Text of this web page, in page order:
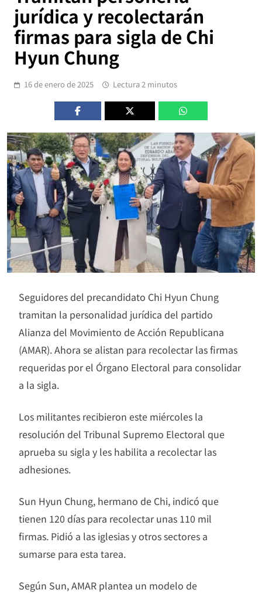
jurídica y recolectarán
firmas para sigla de Chi
Hyun Chung
16 de enero de 2025 Lectura 2 minutos
Seguidores del precandidato Chi Hyun Chung
tramitan la personalidad jurídica del partido
Alianza del Movimiento de Acción Republicana
(AMAR). Ahora se alistan para recolectar las firmas
requeridas por el Órgano Electoral para consolidar
a la sigla.
Los militantes recibieron este miércoles la
resolución del Tribunal Supremo Electoral que
aprueba su sigla y les habilita a recolectar las
adhesiones.
Sun Hyun Chung, hermano de Chi, indicó que
tienen 120 días para recolectar unas 110 mil
firmas. Pidió a las iglesias y otros sectores a
sumarse para esta tarea.
Según Sun, AMAR plantea un modelo de